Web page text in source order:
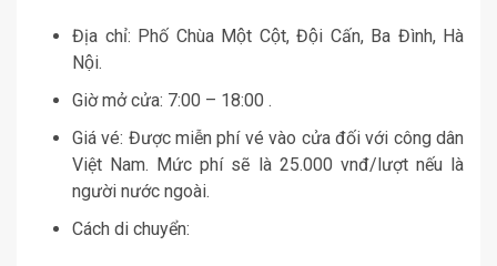
Địa chỉ: Phố Chùa Một Cột, Đội Cấn, Ba Đình, Hà
Nội.
Giờ mở cửa: 7:00 – 18:00 .
Giá vé: Được miễn phí vé vào cửa đối với công dân
Việt Nam. Mức phí sẽ là 25.000 vnđ/lượt nếu là
người nước ngoài.
Cách di chuyển: